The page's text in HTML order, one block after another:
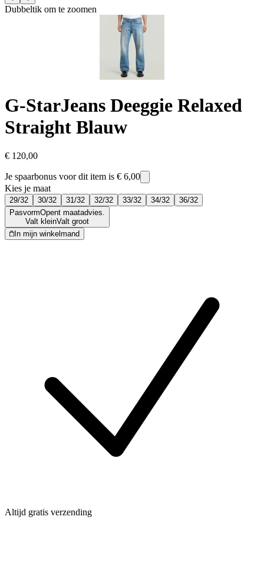
Dubbeltik om te zoomen
G-StarJeans Deeggie Relaxed
Straight Blauw
€ 120,00
Je spaarbonus voor dit item is € 6,00
Kies je maat
29/32 30/32 31/32 32/32 33/32 34/32
36/32
PasvormOpent maatadvies.
Valt kleinValt groot
In mijn winkelmand
Altijd gratis verzending